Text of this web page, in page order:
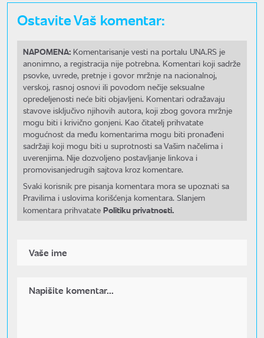
Ostavite Vaš komentar:
NAPOMENA: Komentarisanje vesti na portalu UNA.RS je
anonimno, a registracija nije potrebna. Komentari koji sadrže
psovke, uvrede, pretnje i govor mržnje na nacionalnoj,
verskoj, rasnoj osnovi ili povodom nečije seksualne
opredeljenosti neće biti objavljeni. Komentari odražavaju
stavove isključivo njihovih autora, koji zbog govora mržnje
mogu biti i krivično gonjeni. Kao čitatelj prihvatate
mogućnost da među komentarima mogu biti pronađeni
sadržaji koji mogu biti u suprotnosti sa Vašim načelima i
uverenjima. Nije dozvoljeno postavljanje linkova i
promovisanjedrugih sajtova kroz komentare.
Svaki korisnik pre pisanja komentara mora se upoznati sa
Pravilima i uslovima korišćenja komentara. Slanjem
komentara prihvatate Politiku privatnosti.